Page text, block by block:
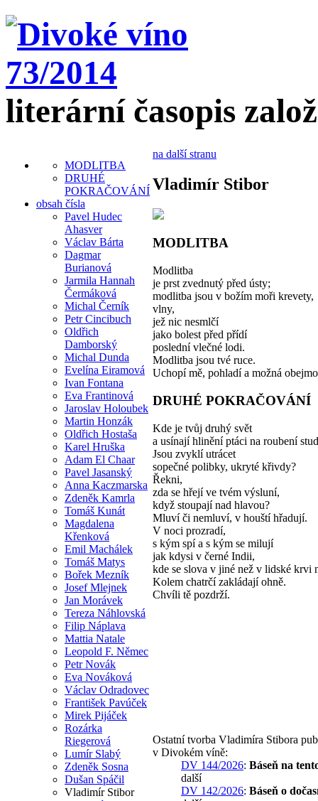
literární časopis
MODLITBA
DRUHÉ
POKRAČOVÁNÍ
obsah čísla
Pavel Hudec
Ahasver
Václav Bárta
Dagmar
Burianová
Jarmila Hannah
Čermáková
Michal Černík
Petr Cincibuch
Oldřich
Damborský
Michal Dunda
Evelína Eiramová
Ivan Fontana
Eva Frantinová
Jaroslav Holoubek
Martin Honzák
Oldřich Hostaša
Karel Hruška
Adam El Chaar
Pavel Jasanský
Anna Kaczmarska
Zdeněk Kamrla
Tomáš Kunát
Magdalena
Křenková
Emil Machálek
Tomáš Matys
Bořek Mezník
Josef Mlejnek
Jan Morávek
Tereza Náhlovská
Filip Náplava
Mattia Natale
Leopold F. Němec
Petr Novák
Eva Nováková
Václav Odradovec
František Pavúček
Mirek Pijáček
Rozárka
Riegerová
Lumír Slabý
Zdeněk Sosna
Dušan Spáčil
Vladimír Stibor
na další stranu
Vladimír Stibor
MODLITBA
Modlitba
je prst zvednutý před ústy;
modlitba jsou v božím moři krevety,
vlny,
jež nic nesmlčí
jako bolest před přídí
poslední vlečné lodi.
Modlitba jsou tvé ruce.
Uchopí mě, pohladí a možná
DRUHÉ POKRAČOVÁNÍ
Kde je tvůj druhý svět
a usínají hlinění ptáci na roubení
Jsou zvyklí utrácet
sopečné polibky, ukryté křivdy?
Řekni,
zda se hřejí ve tvém výsluní,
když stoupají nad hlavou?
Mluví či nemluví, v houští hřadují.
V noci prozradí,
s kým spí a s kým se milují
jak kdysi v černé Indii,
kde se slova v jiné než v lidské krvi
Kolem chatrčí zakládají ohně.
Chvíli tě pozdrží.
Ostatní tvorba Vladimíra Stibora
v Divokém víně:
DV 144/2026: Báseň na
další
DV 142/2026: Báseň o